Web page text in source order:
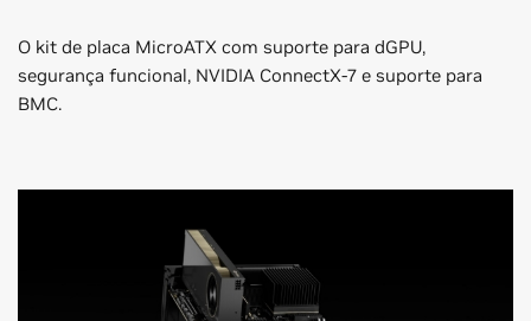
O kit de placa MicroATX com suporte para dGPU,
segurança funcional, NVIDIA ConnectX-7 e suporte para
BMC.